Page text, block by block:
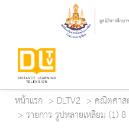
หน้าแรก DLTV2 คณิตศาส
รายการ รูปหลายเหลี่ยม (1)